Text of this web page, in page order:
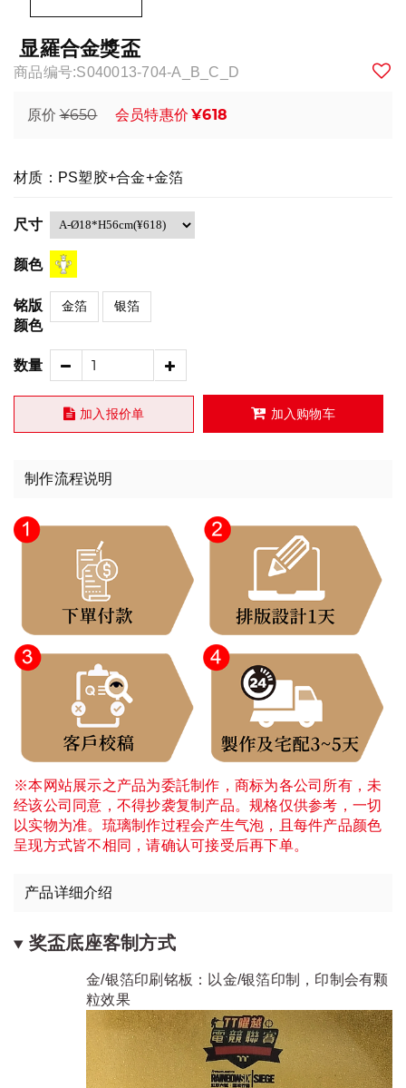
显羅合金獎盃
商品编号:S040013-704-A_B_C_D
原价 ¥650 会员特惠价 ¥618
材质：PS塑胶+合金+金箔
尺寸
颜色
铭版
颜色
金箔 银箔
数量
加入报价单 加入购物车
制作流程说明
※本网站展示之产品为委託制作，商标为各公司所有，未
经该公司同意，不得抄袭复制产品。规格仅供参考，一切
以实物为准。琉璃制作过程会产生气泡，且每件产品颜色
呈现方式皆不相同，请确认可接受后再下单。
产品详细介绍
奖盃底座客制方式
金/银箔印刷铭板：以金/银箔印制，印制会有颗
粒效果